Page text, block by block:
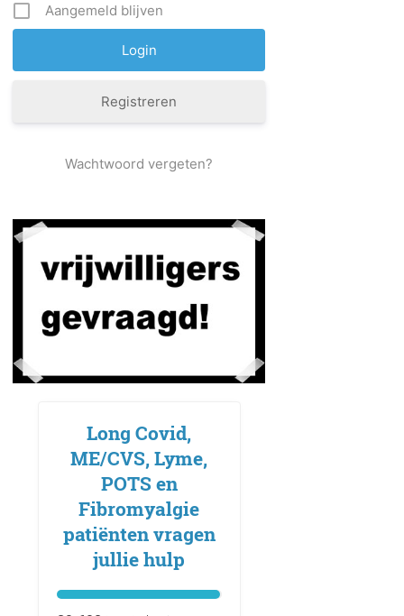
Aangemeld blijven
Registreren
Wachtwoord vergeten?
Long Covid,
ME/CVS, Lyme,
POTS en
Fibromyalgie
patiënten vragen
jullie hulp